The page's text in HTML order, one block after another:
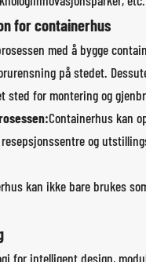
for containerhus
med å bygge
på stedet.
for montering og
Containerhus kan
og
kan ikke bare brukes
for intelligent design,